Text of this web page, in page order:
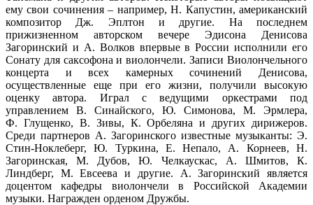
ему свои сочинения – например, Н. Капустин, американский
композитор Дж. Эплтон и другие. На последнем
прижизненном авторском вечере Эдисона Денисова
Загоринский и А. Волков впервые в России исполнили его
Сонату для саксофона и виолончели. Записи Виолончельного
концерта и всех камерных сочинений Денисова,
осуществленные еще при его жизни, получили высокую
оценку автора. Играл с ведущими оркестрами под
управлением В. Синайского, Ю. Симонова, М. Эрмлера,
Ф. Глущенко, В. Зивы, К. Орбеляна и других дирижеров.
Среди партнеров А. Загоринского известные музыканты: Э.
Стин-Ноклеберг, Ю. Туркина, Е. Непало, А. Корнеев, Н.
Загоринская, М. Дубов, Ю. Челкаускас, А. Шмитов, К.
Линдберг, М. Евсеева и другие. А. Загоринский является
доцентом кафедры виолончели в Российской Академии
музыки. Награжден орденом Дружбы.